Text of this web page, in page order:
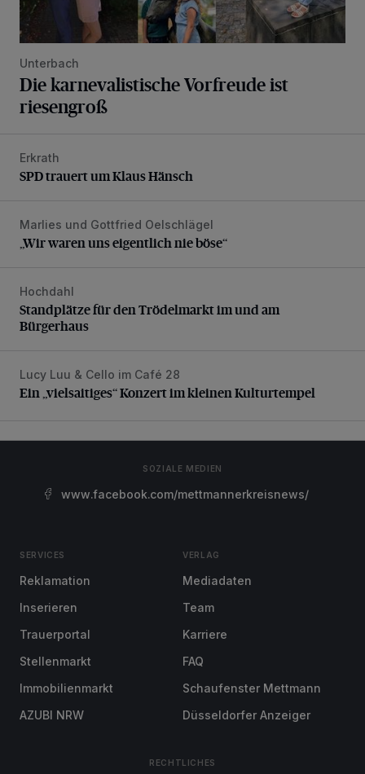
Unterbach
Die karnevalistische Vorfreude ist
riesengroß
SPD trauert um Klaus Hänsch
Erkrath
SPD trauert um Klaus Hänsch
„Wir waren uns eigentlich nie böse“
Marlies und Gottfried Oelschlägel
„Wir waren uns eigentlich nie böse“
Standplätze für den Trödelmarkt im und am Bürgerhaus
Hochdahl
Standplätze für den Trödelmarkt im und am
Bürgerhaus
Ein „vielsaitiges“ Konzert im kleinen Kulturtempel
Lucy Luu & Cello im Café 28
Ein „vielsaitiges“ Konzert im kleinen Kulturtempel
SOZIALE MEDIEN
www.facebook.com/mettmannerkreisnews/
SERVICES
Reklamation
Inserieren
Trauerportal
Stellenmarkt
Immobilienmarkt
AZUBI NRW
VERLAG
Mediadaten
Team
Karriere
FAQ
Schaufenster Mettmann
Düsseldorfer Anzeiger
RECHTLICHES